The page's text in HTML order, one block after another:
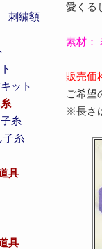
刺繍額
ット
糸
子糸
具
具
愛くる
素材：
販売
ご希望
※長さ